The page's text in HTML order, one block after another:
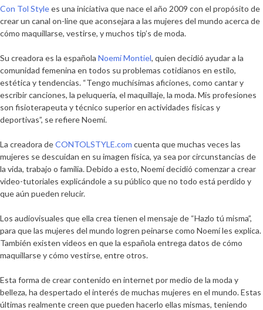
Con Tol Stylees una iniciativa que nace el año 2009 con el propósito de
crear un canal on-line que aconsejara a las mujeres del mundo acerca de
cómo maquillarse, vestirse, y muchos tip’s de moda.
Su creadora es la española Noemí Montiel, quien decidió ayudar a la
comunidad femenina en todos su problemas cotidianos en estilo,
estética y tendencias. “Tengo muchísimas aficiones, como cantar y
escribir canciones, la peluquería, el maquillaje, la moda. Mis profesiones
son fisioterapeuta y técnico superior en actividades físicas y
deportivas”, se refiere Noemí.
La creadora deCONTOLSTYLE.com cuenta que muchas veces las
mujeres se descuidan en su imagen física, ya sea por circunstancias de
la vida, trabajo o familia. Debido a esto, Noemí decidió comenzar a crear
video-tutoriales explicándole a su público que no todo está perdido y
que aún pueden relucir.
Los audiovisuales que ella crea tienen el mensaje de “Hazlo tú misma”,
para que las mujeres del mundo logren peinarse como Noemí les explica.
También existen videos en que la española entrega datos de cómo
maquillarse y cómo vestirse, entre otros.
Esta forma de crear contenido en internet por medio de la moda y
belleza, ha despertado el interés de muchas mujeres en el mundo. Estas
últimas realmente creen que pueden hacerlo ellas mismas, teniendo